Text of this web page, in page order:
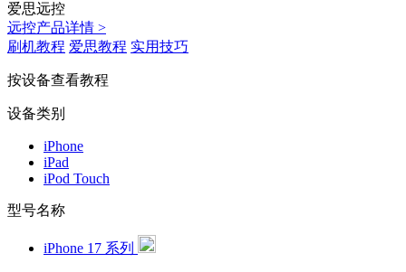
爱思远控
远控产品详情 >
刷机教程 爱思教程 实用技巧
按设备查看教程
设备类别
iPhone
iPad
iPod Touch
型号名称
iPhone 17 系列